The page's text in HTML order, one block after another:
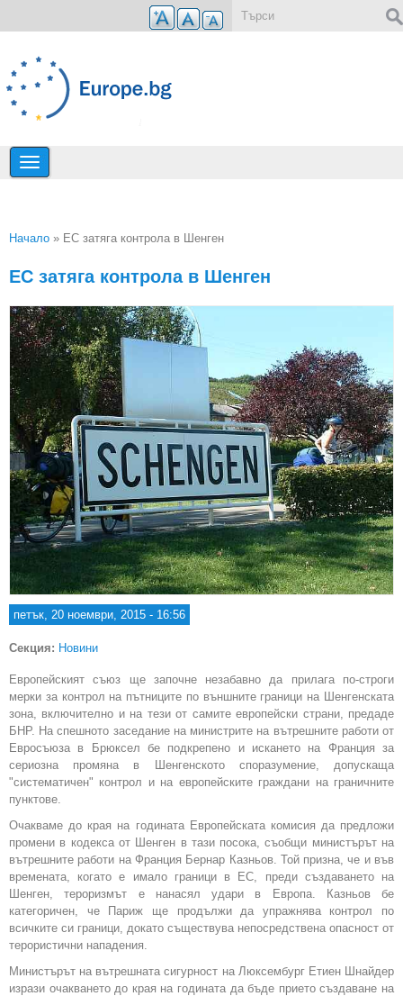
Премини към основното съдържание
Начало » ЕС затяга контрола в Шенген
ЕС затяга контрола в Шенген
петък, 20 ноември, 2015 - 16:56
Секция: Новини
Европейският съюз ще започне незабавно да прилага по-строги
мерки за контрол на пътниците по външните граници на Шенгенската
зона, включително и на тези от самите европейски страни, предаде
БНР. На спешното заседание на министрите на вътрешните работи от
Евросъюза в Брюксел бе подкрепено и искането на Франция за
сериозна промяна в Шенгенското споразумение, допускаща
"систематичен" контрол и на европейските граждани на граничните
пунктове.
Очакваме до края на годината Европейската комисия да предложи
промени в кодекса от Шенген в тази посока, съобщи министърът на
вътрешните работи на Франция Бернар Казньов. Той призна, че и във
времената, когато е имало граници в ЕС, преди създаването на
Шенген, тероризмът е нанасял удари в Европа. Казньов бе
категоричен, че Париж ще продължи да упражнява контрол по
всичките си граници, докато съществува непосредствена опасност от
терористични нападения.
Министърът на вътрешната сигурност на Люксембург Етиен Шнайдер
изрази очакването до края на годината да бъде прието създаване на